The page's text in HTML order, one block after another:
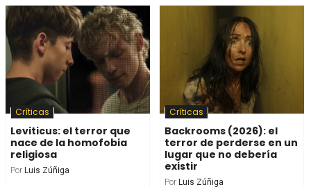
Críticas
Leviticus: el terror que
nace de la homofobia
religiosa
Por Luis Zúñiga
Críticas
Backrooms (2026): el
terror de perderse en un
lugar que no debería
existir
Por Luis Zúñiga